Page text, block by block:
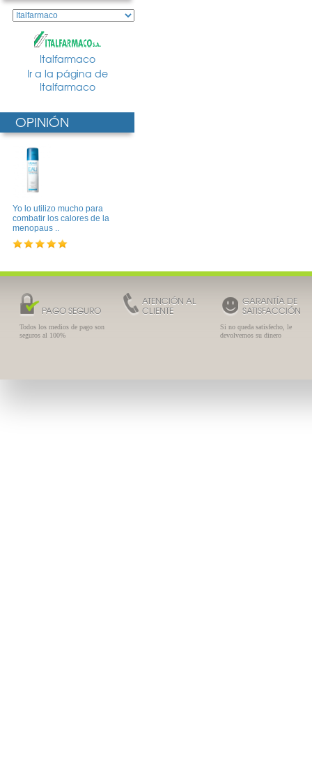
Italfarmaco
Ir a la página de
Italfarmaco
OPINIÓN
Yo lo utilizo mucho para
combatir los calores de la
menopaus ..
PAGO SEGURO
Todos los medios de pago son
seguros al 100%
ATENCIÓN AL
CLIENTE
GARANTÍA DE
SATISFACCIÓN
Si no queda satisfecho, le
devolvemos su dinero